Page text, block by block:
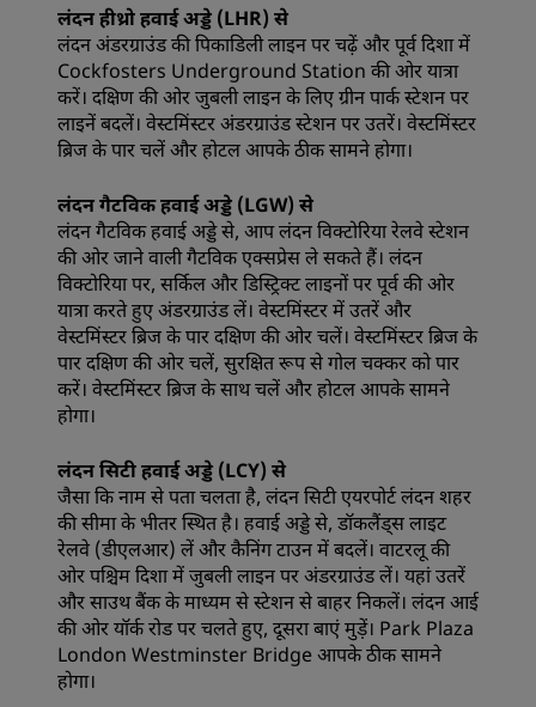
लंदन हीथ्रो हवाई अड्डे (LHR) से
लंदन अंडरग्राउंड की पिकाडिली लाइन पर चढ़ें और पूर्व दिशा में
Cockfosters Underground Station की ओर यात्रा
करें। दक्षिण की ओर जुबली लाइन के लिए ग्रीन पार्क स्टेशन पर
लाइनें बदलें। वेस्टमिंस्टर अंडरग्राउंड स्टेशन पर उतरें। वेस्टमिंस्टर
ब्रिज के पार चलें और होटल आपके ठीक सामने होगा।
लंदन गैटविक हवाई अड्डे (LGW) से
लंदन गैटविक हवाई अड्डे से, आप लंदन विक्टोरिया रेलवे स्टेशन
की ओर जाने वाली गैटविक एक्सप्रेस ले सकते हैं। लंदन
विक्टोरिया पर, सर्किल और डिस्ट्रिक्ट लाइनों पर पूर्व की ओर
यात्रा करते हुए अंडरग्राउंड लें। वेस्टमिंस्टर में उतरें और
वेस्टमिंस्टर ब्रिज के पार दक्षिण की ओर चलें। वेस्टमिंस्टर ब्रिज के
पार दक्षिण की ओर चलें, सुरक्षित रूप से गोल चक्कर को पार
करें। वेस्टमिंस्टर ब्रिज के साथ चलें और होटल आपके सामने
होगा।
लंदन सिटी हवाई अड्डे (LCY) से
जैसा कि नाम से पता चलता है, लंदन सिटी एयरपोर्ट लंदन शहर
की सीमा के भीतर स्थित है। हवाई अड्डे से, डॉकलैंड्स लाइट
रेलवे (डीएलआर) लें और कैनिंग टाउन में बदलें। वाटरलू की
ओर पश्चिम दिशा में जुबली लाइन पर अंडरग्राउंड लें। यहां उतरें
और साउथ बैंक के माध्यम से स्टेशन से बाहर निकलें। लंदन आई
की ओर यॉर्क रोड पर चलते हुए, दूसरा बाएं मुड़ें। Park Plaza
London Westminster Bridge आपके ठीक सामने
होगा।